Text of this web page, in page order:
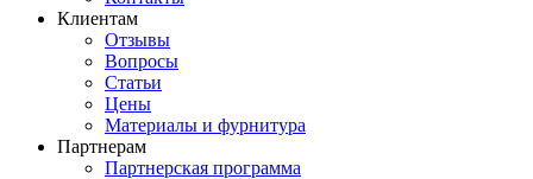
Клиентам
Отзывы
Вопросы
Статьи
Цены
Материалы и фурнитура
Партнерам
Партнерская программа